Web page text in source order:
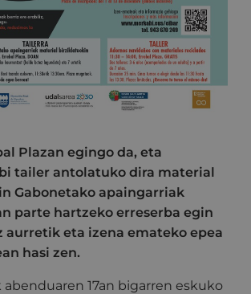
Plazan egingo da, eta
tailer antolatuko dira material
Gabonetako apaingarriak
parte hartzeko erreserba egin
aurretik eta izena emateko epea
hasi zen.
abenduaren 17an bigarren eskuko